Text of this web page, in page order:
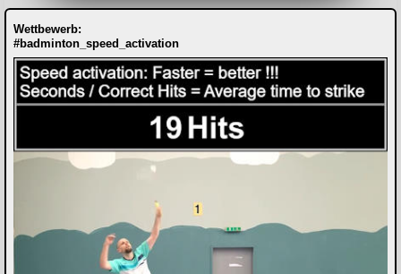
Wettbewerb:
#badminton_speed_activation